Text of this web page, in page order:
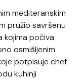
mediteranskim
pružio savršenu
kojima počiva
osmišljenim
potpisuje chef
kuhinji